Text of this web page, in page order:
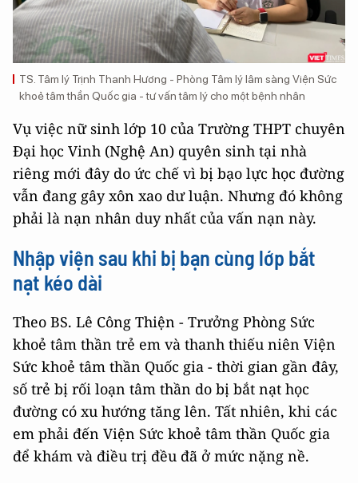
TS. Tâm lý Trịnh Thanh Hương - Phòng Tâm lý lâm sàng Viện Sức
khoẻ tâm thần Quốc gia - tư vấn tâm lý cho một bệnh nhân
Vụ việc nữ sinh lớp 10 của Trường THPT chuyên
Đại học Vinh (Nghệ An) quyên sinh tại nhà
riêng mới đây do ức chế vì bị bạo lực học đường
vẫn đang gây xôn xao dư luận. Nhưng đó không
phải là nạn nhân duy nhất của vấn nạn này.
Nhập viện sau khi bị bạn cùng lớp bắt
nạt kéo dài
Theo BS. Lê Công Thiện - Trưởng Phòng Sức
khoẻ tâm thần trẻ em và thanh thiếu niên Viện
Sức khoẻ tâm thần Quốc gia - thời gian gần đây,
số trẻ bị rối loạn tâm thần do bị bắt nạt học
đường có xu hướng tăng lên. Tất nhiên, khi các
em phải đến Viện Sức khoẻ tâm thần Quốc gia
để khám và điều trị đều đã ở mức nặng nề.